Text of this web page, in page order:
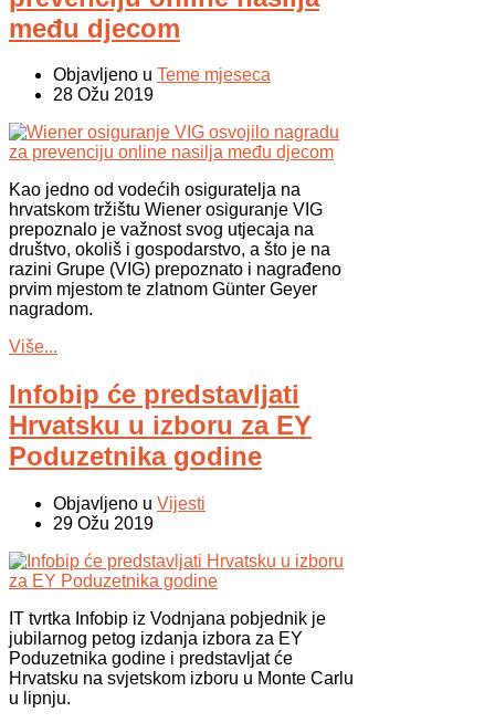
među djecom
Objavljeno u Teme mjeseca
28 Ožu 2019
Kao jedno od vodećih osiguratelja na
hrvatskom tržištu Wiener osiguranje VIG
prepoznalo je važnost svog utjecaja na
društvo, okoliš i gospodarstvo, a što je na
razini Grupe (VIG) prepoznato i nagrađeno
prvim mjestom te zlatnom Günter Geyer
nagradom.
Više...
Infobip će predstavljati
Hrvatsku u izboru za EY
Poduzetnika godine
Objavljeno u Vijesti
29 Ožu 2019
IT tvrtka Infobip iz Vodnjana pobjednik je
jubilarnog petog izdanja izbora za EY
Poduzetnika godine i predstavljat će
Hrvatsku na svjetskom izboru u Monte Carlu
u lipnju.